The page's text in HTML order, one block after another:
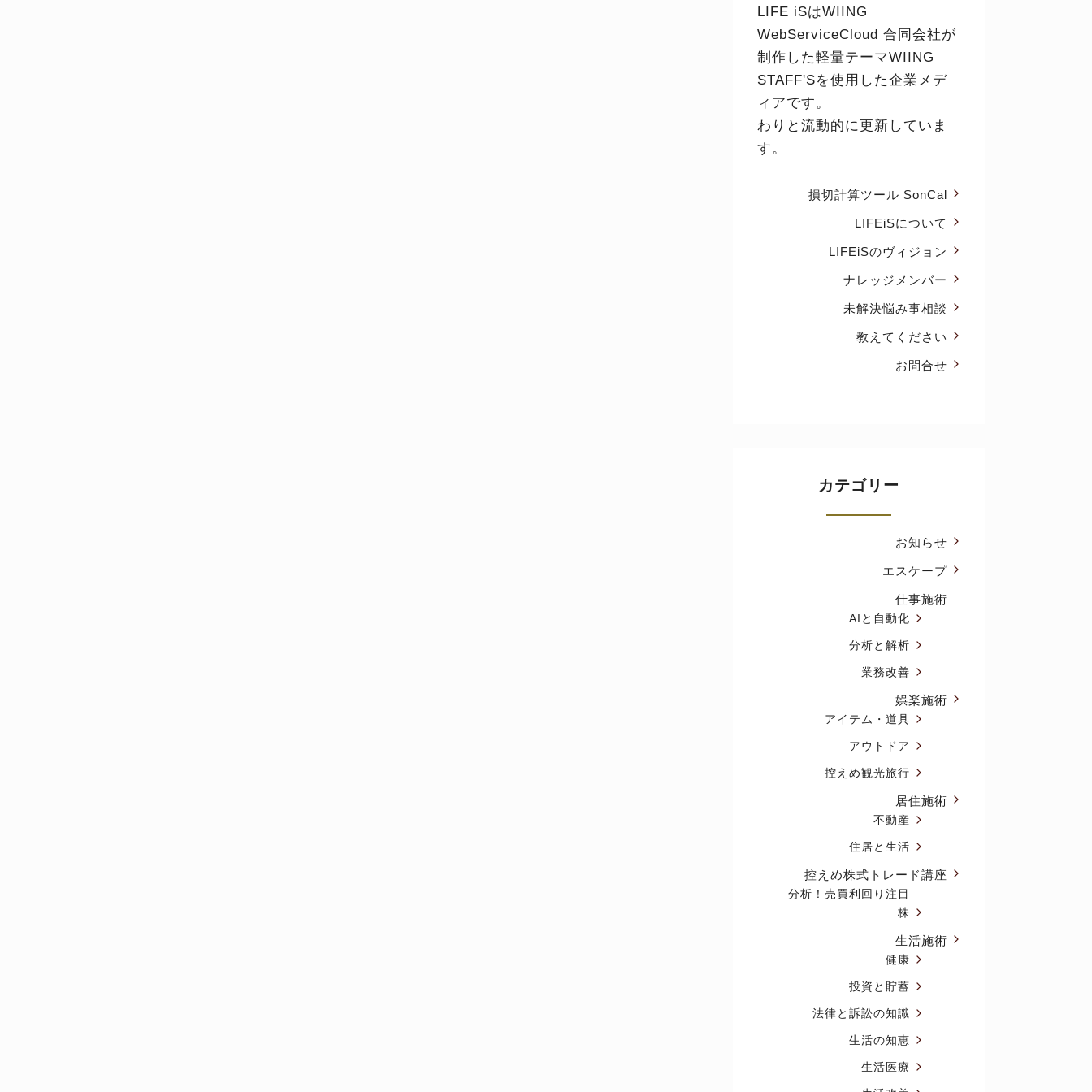
LIFE iSはWIING
WebServiceCloud 合同会社が
制作した軽量テーマWIING
STAFF'Sを使用した企業メデ
ィアです。
わりと流動的に更新していま
す。
損切計算ツール SonCal
LIFEiSについて
LIFEiSのヴィジョン
ナレッジメンバー
未解決悩み事相談
教えてください
お問合せ
カテゴリー
お知らせ
エスケープ
仕事施術
AIと自動化
分析と解析
業務改善
娯楽施術
アイテム・道具
アウトドア
控えめ観光旅行
居住施術
不動産
住居と生活
控えめ株式トレード講座
分析！売買利回り注目
株
生活施術
健康
投資と貯蓄
法律と訴訟の知識
生活の知恵
生活医療